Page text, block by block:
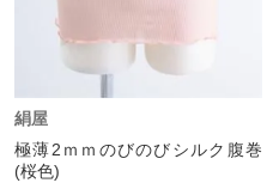
絹屋
極薄2ｍｍのびのびシルク腹巻
(桜色)